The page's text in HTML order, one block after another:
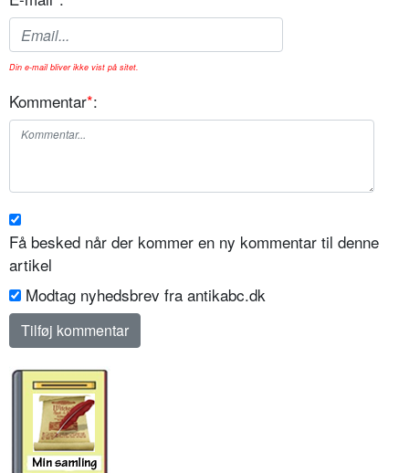
Din e-mail bliver ikke vist på sitet.
Kommentar*:
Få besked når der kommer en ny kommentar til denne
artikel
Modtag nyhedsbrev fra antikabc.dk